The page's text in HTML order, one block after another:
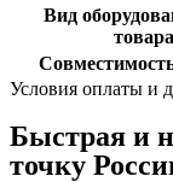
Вид
товара
Условия оплаты и
Быстрая и
точку